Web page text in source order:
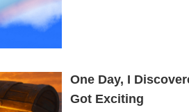
One Day, I
Got Exciting